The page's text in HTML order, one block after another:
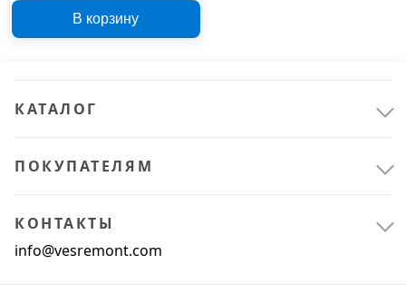
9-5, арт. G09
В корзину
КАТАЛОГ
ПОКУПАТЕЛЯМ
КОНТАКТЫ
info@vesremont.com